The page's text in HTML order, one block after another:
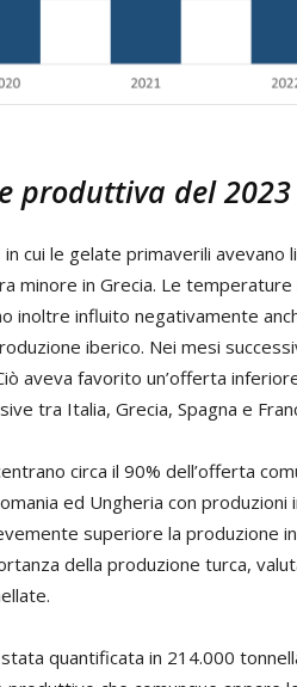
produttiva del 2023
cui le gelate primaverili avevano
minore in Grecia. Le
inoltre influito negativamente
iberico. Nei mesi
aveva favorito un’offerta
tra Italia, Grecia, Spagna e
circa il 90% dell’offerta
ed Ungheria con produzioni
superiore la produzione
della produzione turca,
quantificata in 214.000